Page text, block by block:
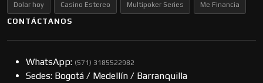
Dolar hoy Casino Estereo Multipoker Series Me Financia
CONTÁCTANOS
WhatsApp: (57​​1) 3185522982
Sedes: Bogotá / Medellín / Barranquilla